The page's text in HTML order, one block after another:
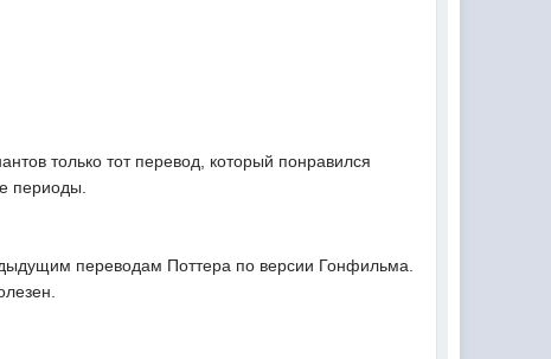
только тот перевод, который понравился
периоды.
переводам Поттера по версии Гонфильма.